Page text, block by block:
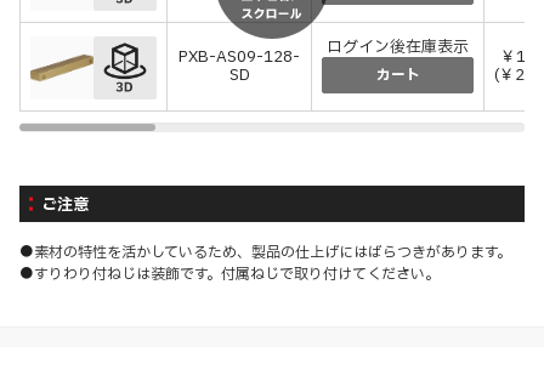
PXB-AS09-128-
SD
ログイン後在庫表示
カート
￥
(￥
ご注意
●素材の特性を活かしているため、製品の仕上げにはばらつきがあります。
●すりわり付ねじは装飾です。付属ねじで取り付けてください。